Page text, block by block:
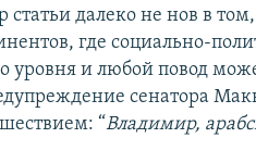
статьи далеко не нов в
где социально-
уровня и любой повод
сенатора
“Владимир,